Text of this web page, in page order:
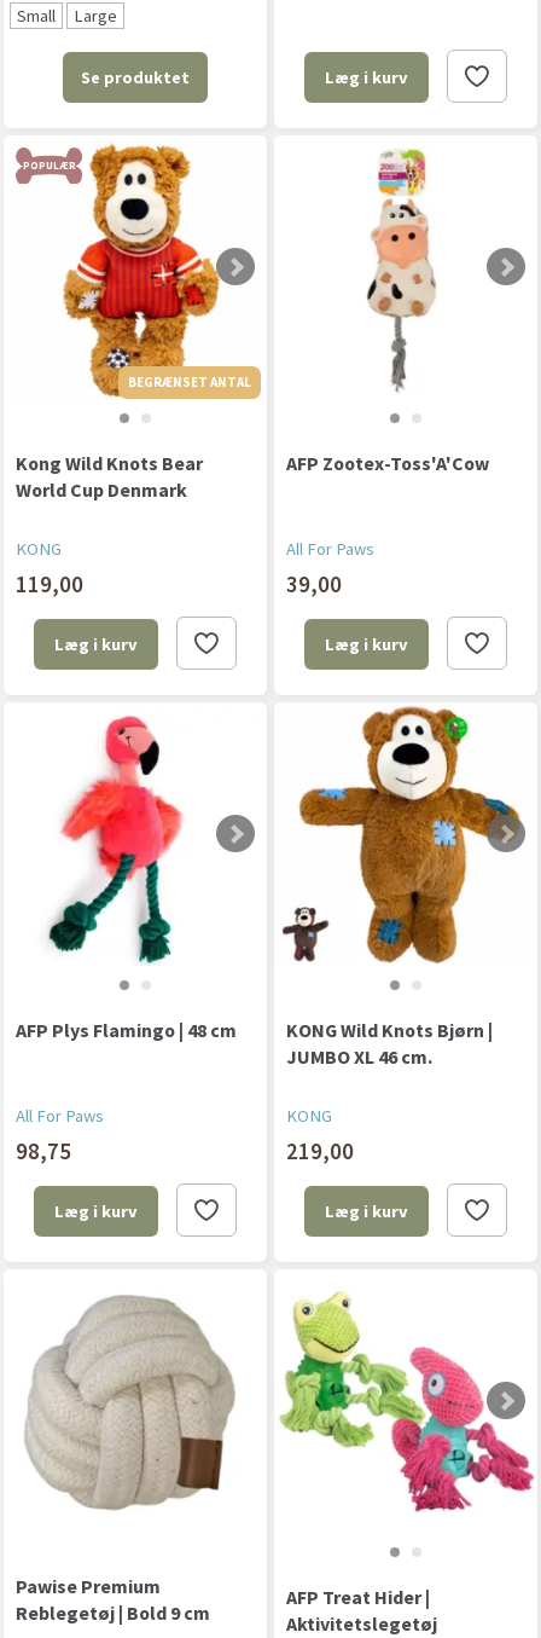
Small Large
Se produktet Læg i kurv
POPULÆR
BEGRÆNSET ANTAL BEGRÆNSET ANTAL
Kong Wild Knots Bear
World Cup Denmark
KONG
119,00
Læg i kurv
AFP Zootex-Toss'A'Cow
All For Paws
39,00
Læg i kurv
AFP Plys Flamingo | 48 cm
All For Paws
98,75
Læg i kurv
KONG Wild Knots Bjørn |
JUMBO XL 46 cm.
KONG
219,00
Læg i kurv
Pawise Premium
Reblegetøj | Bold 9 cm
AFP Treat Hider |
Aktivitetslegetøj